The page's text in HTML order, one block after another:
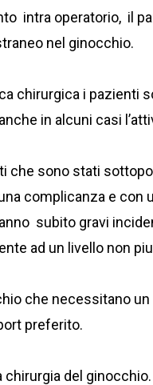
intra operatorio, il
nel ginocchio.
chirurgica i
in alcuni casi
che sono stati
complicanza e
subito gravi
ad un livello non
che necessitano
preferito.
chirurgia del